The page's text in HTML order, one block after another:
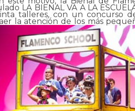
LA BIENAL VA A LA
talleres, con un concurso
la atención de los más